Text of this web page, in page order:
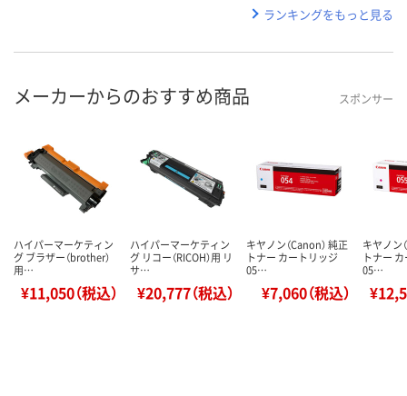
ランキングをもっと見る
メーカーからのおすすめ商品 スポンサー
ハイパーマーケティン
グ ブラザー（brother）
用…
¥11,050（税込）
ハイパーマーケティン
グ リコー（RICOH）用 リ
サ…
¥20,777（税込）
キヤノン（Canon） 純正
トナー カートリッジ
05…
¥7,060（税込）
キヤノン
トナー
05…